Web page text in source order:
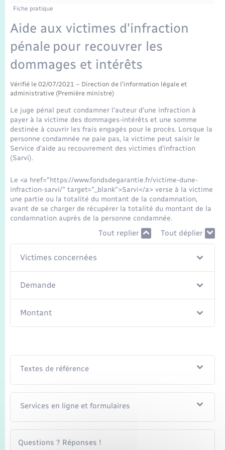
Etat-civil - Papiers - Citoyenneté
Mariage – PACS
Parrainage civil
Recensement
Logement - Urbanisme
Loisirs
Nouvel habitant
Numérique
Sécurité - Prévention
Transports
Transports scolaires
Voirie et espace public
Travaux - Autorisation d’occupation de l’espace
Compétences
Plan interactif
Présentation de la commune
Publications
La Communauté de communes
Fiche pratique
Aide aux victimes d'infraction
pénale pour recouvrer les
dommages et intérêts
Vérifié le 02/07/2021 – Direction de l'information légale et
administrative (Première ministre)
Le juge pénal peut condamner l'auteur d'une infraction à
payer à la victime des dommages-intérêts et une somme
destinée à couvrir les frais engagés pour le procès. Lorsque la
personne condamnée ne paie pas, la victime peut saisir le
Service d'aide au recouvrement des victimes d'infraction
(Sarvi).
Le <a href="https://www.fondsdegarantie.fr/victime-dune-
infraction-sarvi/" target="_blank">Sarvi</a> verse à la victime
une partie ou la totalité du montant de la condamnation,
avant de se charger de récupérer la totalité du montant de la
condamnation auprès de la personne condamnée.
Tout replier Tout déplier
Victimes concernées
Demande
Montant
Textes de référence
Services en ligne et formulaires
Questions ? Réponses !